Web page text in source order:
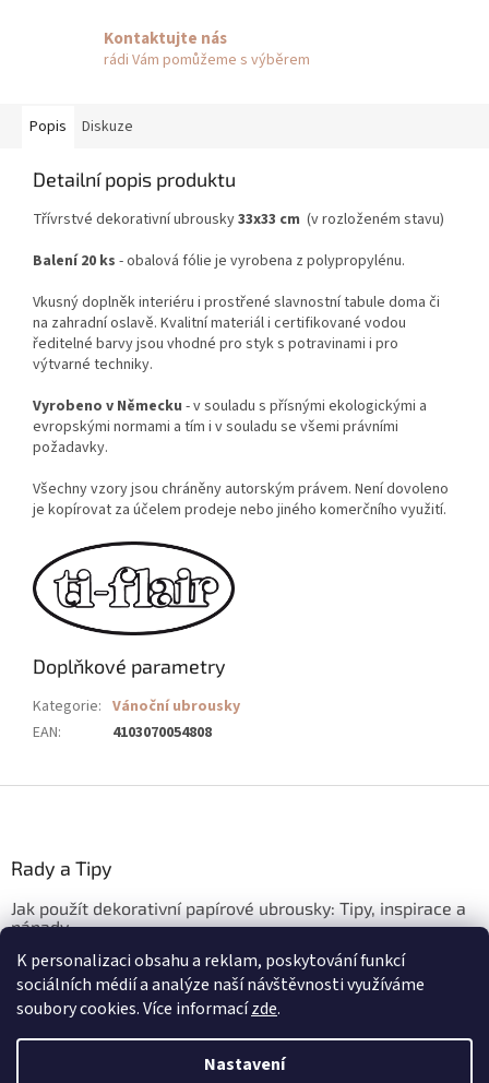
K personalizaci obsahu a reklam, poskytování funkcí
sociálních médií a analýze naší návštěvnosti využíváme
soubory cookies. Více informacízde.
Nastavení
Kontaktujte nás
rádi Vám pomůžeme s výběrem
Popis Diskuze
Detailní popis produktu
Třívrstvé dekorativní ubrousky33x33 cm (v rozloženém stavu)
Balení 20 ks - obalová fólie je vyrobena z polypropylénu.
Vkusný doplněk interiéru i prostřené slavnostní tabule doma či
na zahradní oslavě. Kvalitní materiál i certifikované vodou
ředitelné barvy jsou vhodné pro styk s potravinami i pro
výtvarné techniky.
Vyrobeno v Německu - v souladu s přísnými ekologickými a
evropskými normami a tím i v souladu se všemi právními
požadavky.
Všechny vzory jsou chráněny autorským právem. Není dovoleno
je kopírovat za účelem prodeje nebo jiného komerčního využití.
Doplňkové parametry
Kategorie: Vánoční ubrousky
EAN: 4103070054808
Rady a Tipy
Jak použít dekorativní papírové ubrousky: Tipy, inspirace a
nápady
3.3.2026